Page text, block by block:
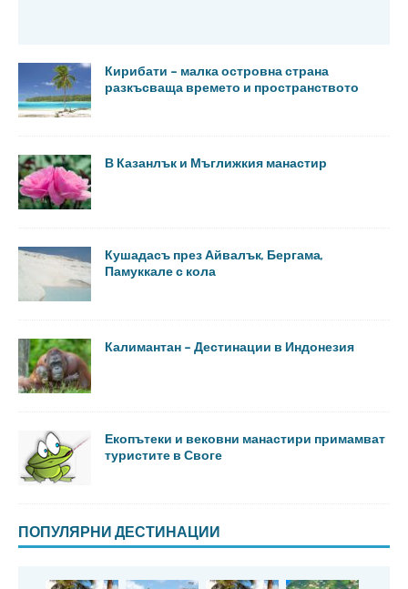
Кирибати – малка островна страна
разкъсваща времето и пространството
В Казанлък и Мъглижкия манастир
Кушадасъ през Айвалък, Бергама,
Памуккале с кола
Калимантан – Дестинации в Индонезия
Екопътеки и вековни манастири примамват
туристите в Своге
ПОПУЛЯРНИ ДЕСТИНАЦИИ